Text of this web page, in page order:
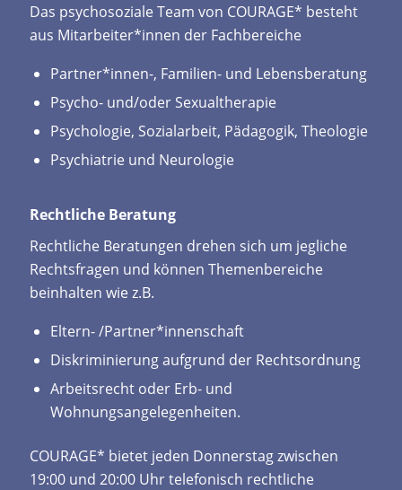
Das psychosoziale Team von COURAGE* besteht
aus Mitarbeiter*innen der Fachbereiche
Partner*innen-, Familien- und Lebensberatung
Psycho- und/oder Sexualtherapie
Psychologie, Sozialarbeit, Pädagogik, Theologie
Psychiatrie und Neurologie
Rechtliche Beratung
Rechtliche Beratungen drehen sich um jegliche
Rechtsfragen und können Themenbereiche
beinhalten wie z.B.
Eltern- /Partner*innenschaft
Diskriminierung aufgrund der Rechtsordnung
Arbeitsrecht oder Erb- und
Wohnungsangelegenheiten.
COURAGE* bietet jeden Donnerstag zwischen
19:00 und 20:00 Uhr telefonisch rechtliche